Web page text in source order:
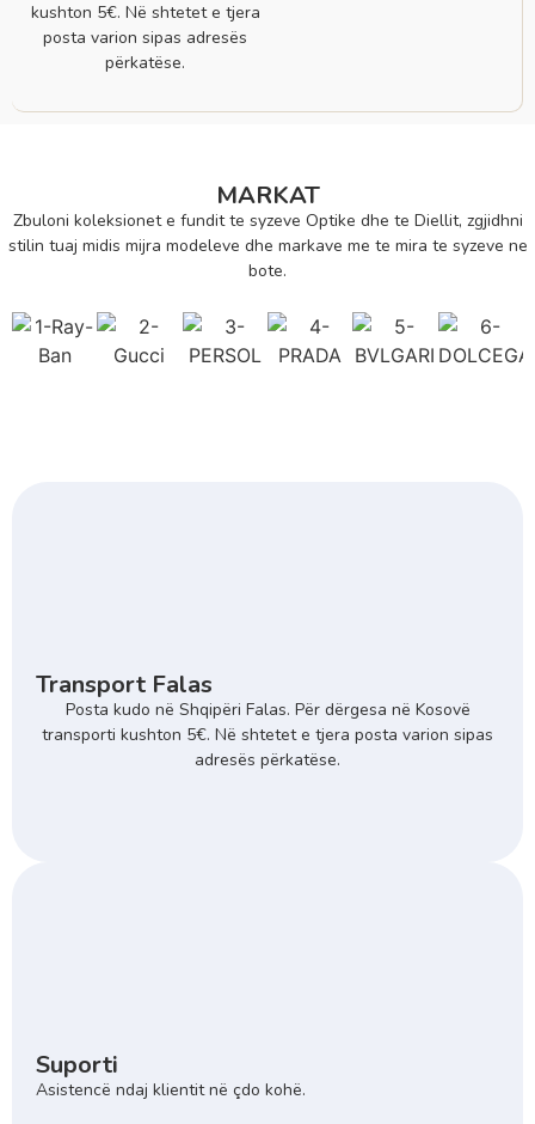
kushton 5€. Në shtetet e tjera
posta varion sipas adresës
përkatëse.
MARKAT
Zbuloni koleksionet e fundit te syzeve Optike dhe te Diellit, zgjidhni
stilin tuaj midis mijra modeleve dhe markave me te mira te syzeve ne
bote.
Transport Falas
Posta kudo në Shqipëri Falas. Për dërgesa në Kosovë
transporti kushton 5€. Në shtetet e tjera posta varion sipas
adresës përkatëse.
Suporti
Asistencë ndaj klientit në çdo kohë.